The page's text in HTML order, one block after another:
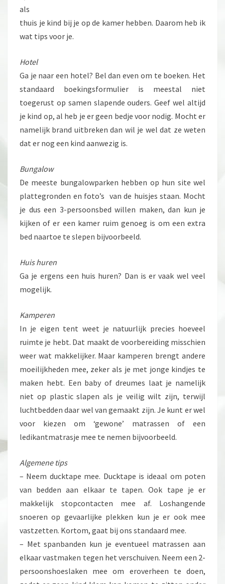
als
thuis je kind bij je op de kamer hebben. Daarom heb ik
wat tips voor je.
Hotel
Ga je naar een hotel? Bel dan even om te boeken. Het
standaard boekingsformulier is meestal niet
toegerust op samen slapende ouders. Geef wel altijd
je kind op, al heb je er geen bedje voor nodig. Mocht er
namelijk brand uitbreken dan wil je wel dat ze weten
dat er nog een kind aanwezig is.
Bungalow
De meeste bungalowparken hebben op hun site wel
plattegronden en foto’s van de huisjes staan. Mocht
je dus een 3-persoonsbed willen maken, dan kun je
kijken of er een kamer ruim genoeg is om een extra
bed naartoe te slepen bijvoorbeeld.
Huis huren
Ga je ergens een huis huren? Dan is er vaak wel veel
mogelijk.
Kamperen
In je eigen tent weet je natuurlijk precies hoeveel
ruimte je hebt. Dat maakt de voorbereiding misschien
weer wat makkelijker. Maar kamperen brengt andere
moeilijkheden mee, zeker als je met jonge kindjes te
maken hebt. Een baby of dreumes laat je namelijk
niet op plastic slapen als je veilig wilt zijn, terwijl
luchtbedden daar wel van gemaakt zijn. Je kunt er wel
voor kiezen om ‘gewone’ matrassen of een
ledikantmatrasje mee te nemen bijvoorbeeld.
Algemene tips
– Neem ducktape mee. Ducktape is ideaal om poten
van bedden aan elkaar te tapen. Ook tape je er
makkelijk stopcontacten mee af. Loshangende
snoeren op gevaarlijke plekken kun je er ook mee
vastzetten. Kortom, gaat bij ons standaard mee.
– Met spanbanden kun je eventueel matrassen aan
elkaar vastmaken tegen het verschuiven. Neem een 2-
persoonshoeslaken mee om eroverheen te doen,